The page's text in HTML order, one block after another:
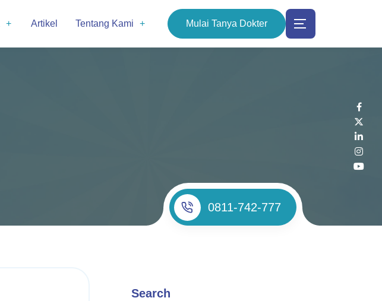
Artikel Tentang Kami Mulai Tanya Dokter
0811-742-777
Search